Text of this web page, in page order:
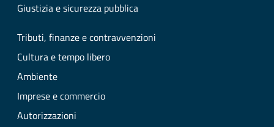
Giustizia e sicurezza pubblica
Tributi, finanze e contravvenzioni
Cultura e tempo libero
Ambiente
Imprese e commercio
Autorizzazioni